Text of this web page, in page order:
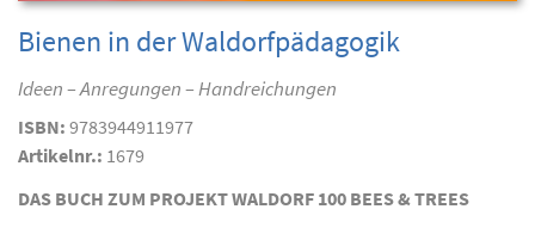
Bienen in der Waldorfpädagogik
Ideen – Anregungen – Handreichungen
ISBN: 9783944911977
Artikelnr.: 1679
DAS BUCH ZUM PROJEKT WALDORF 100 BEES & TREES